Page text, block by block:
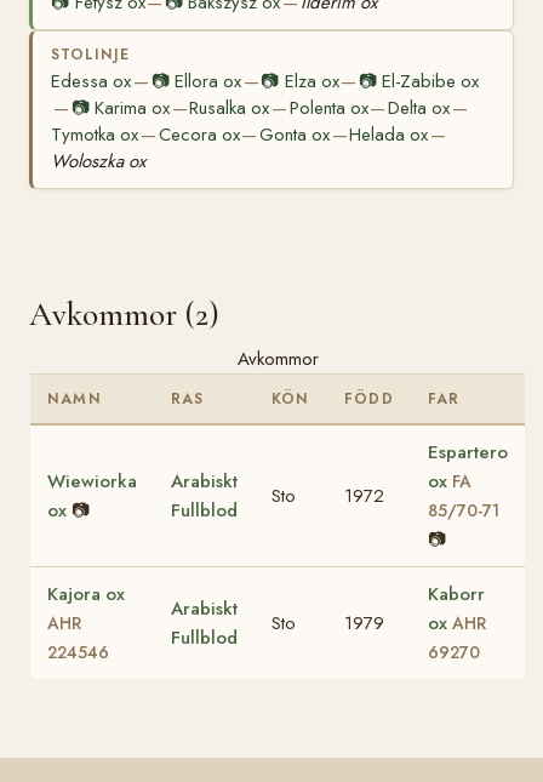
STOLINJE
Edessa ox— 📷Ellora ox—📷 Elza ox— 📷El-Zabibe ox
— 📷Karima ox—Rusalka ox—Polenta ox—Delta ox—
Tymotka ox—Cecora ox—Gonta ox—Helada ox—
Woloszka ox
Avkommor (2)
Avkommor
NAMN RAS KÖN FÖDD FAR
Wiewiorka
ox 📷
Arabiskt
Fullblod
Sto 1972
Espartero
ox FA
85/70-71
📷
Kajora ox
AHR
224546
Arabiskt
Fullblod
Sto 1979
Kaborr
ox AHR
69270